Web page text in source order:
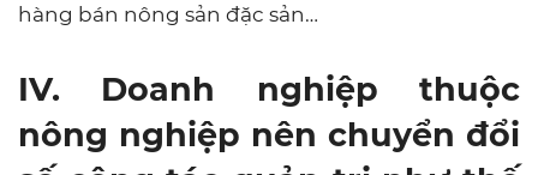
hàng bán nông sản đặc sản…
IV. Doanh nghiệp thuộc
nông nghiệp nên chuyển đổi